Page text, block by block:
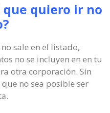
que quiero ir no
sale en el listado,
no se incluyen en en tu
otra corporación. Sin
no sea posible ser